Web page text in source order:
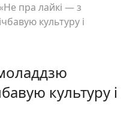
«Не пра лайкі — з
культуру і
культуру і